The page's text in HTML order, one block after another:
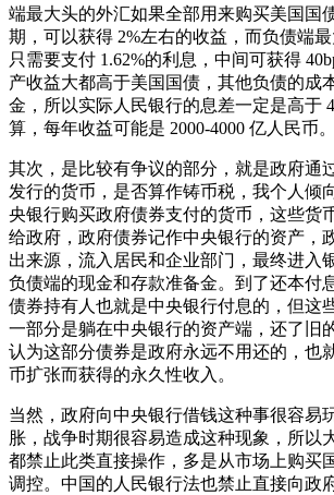
端最大头的外汇如果全部用来购买美国国
期，可以获得 2%左右的收益，而负债端
只需要支付 1.62%的利息，中间可获得
产收益大都高于美国国债，其他负债的成
金，所以实际人民银行的息差一定是高于
算，每年收益可能是 2000-4000 亿人民币。
其次，是比较有争议的部分，就是政府通
发行的货币，是否算作铸币税，我个人倾
央银行购买政府债券支付的货币，这些货
给政府，政府债券记作中央银行的资产，
出来源，流入居民和企业部门，最终进入
负债端的现金和存款准备金。到了还本付
债券持有人也就是中央银行付息的，但这
一部分是躺在中央银行的资产端，还了旧
认为这部分债券是政府永远不用还的，也
币扩张而获得的永久性收入。
当然，政府向中央银行借钱这种事很容易
胀，战争时期很容易造成这种现象，所以
都禁止此类直接操作，多是从市场上购买
调控。中国的人民银行法也禁止直接向政